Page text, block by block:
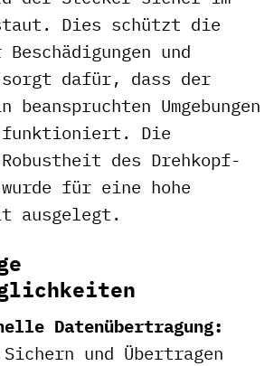
Dies schützt die
und
sorgt dafür, dass der
Umgebungen
funktioniert. Die
Robustheit des Drehkopf-
wurde für eine hohe
ausgelegt.
Datenübertragung:
und Übertragen